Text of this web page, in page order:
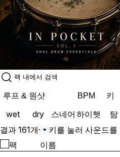
루프 & 원샷 BPM 키
wet dry 스네어 하이햇 탐
결과 161개· 키를 눌러 사운드
팩 이름